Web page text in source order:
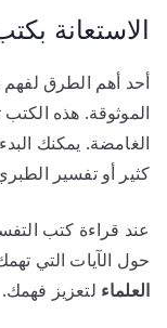
الاستعانة
أحد أهم الطرق لفهم
الموثوقة. هذه
الغامضة. يمكنك
كثير أو تفسير
عند قراءة كتب
حول الآيات التي
العلماء لتعزيز فهمك.